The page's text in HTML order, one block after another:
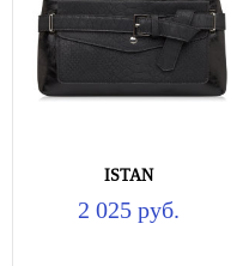
ISTAN
2 025 руб.